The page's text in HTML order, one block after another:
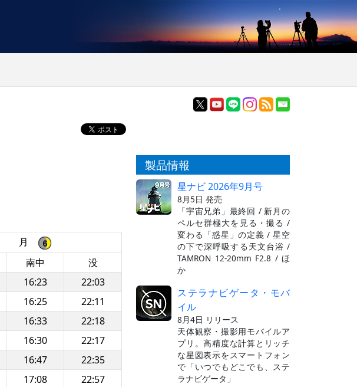
月
南中
没
16:23
22:03
16:25
22:11
16:33
22:18
16:30
22:17
16:47
22:35
17:08
22:57
製品情報
星ナビ 2026年9月号
8月5日 発売
「宇宙兄弟」最終回 / 新月の
ペルセ群極大を見る・撮る /
変わる「惑星」の定義 / 星空
の下で深呼吸する天文台浴 /
TAMRON 12-20mm F2.8 / ほ
か
ステラナビゲータ・モバ
イル
8月4日 リリース
天体観察・撮影用モバイルア
プリ。高精度な計算とリッチ
な星図表示をスマートフォン
で「いつでもどこでも、ステ
ラナビゲータ」